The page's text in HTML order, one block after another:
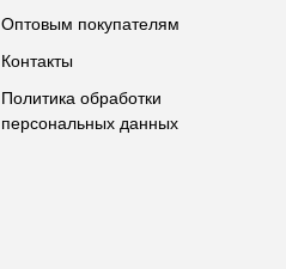
Оптовым покупателям
Контакты
Политика обработки
персональных данных